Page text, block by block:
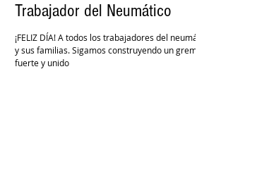
Trabajador del Neumático
¡FELIZ DÍA! A todos los trabajadores del neumático
y sus familias. Sigamos construyendo un gremio
fuerte y unido